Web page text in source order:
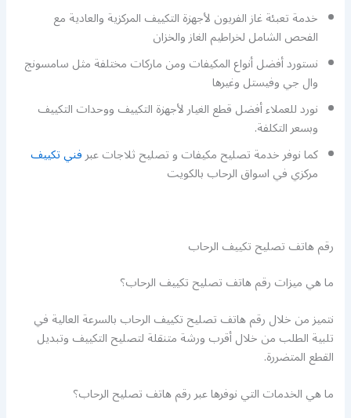
خدمة تعبئة غاز الفريون لأجهزة التكييف المركزية والعادية مع
الفحص الشامل لخراطيم الغاز والخزان
نستورد أفضل أنواع المكيفات ومن ماركات مختلفة مثل سامسونج
وال جي وفيستل وغيرها
نورد للعملاء أفضل قطع الغيار لأجهزة التكييف ووحدات التكييف
وبسعر التكلفة.
كما نوفر خدمة تصليح مكيفات و تصليح ثلاجات عبرفني تكييف
مركزي في اسواق الرحاب بالكويت
رقم هاتف تصليح تكييف الرحاب
ما هي ميزات رقم هاتف تصليح تكييف الرحاب؟
نتميز من خلال رقم هاتف تصليح تكييف الرحاب بالسرعة العالية في
تلبية الطلب من خلال أقرب ورشة متنقلة لتصليح التكييف وتبديل
القطع المتضررة.
ما هي الخدمات التي نوفرها عبر رقم هاتف تصليح الرحاب؟